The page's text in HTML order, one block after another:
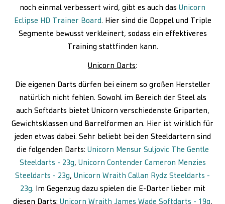
noch einmal verbessert wird, gibt es auch das Unicorn
Eclipse HD Trainer Board. Hier sind die Doppel und Triple
Segmente bewusst verkleinert, sodass ein effektiveres
Training stattfinden kann.
Unicorn Darts:
Die eigenen Darts dürfen bei einem so großen Hersteller
natürlich nicht fehlen. Sowohl im Bereich der Steel als
auch Softdarts bietet Unicorn verschiedenste Griparten,
Gewichtsklassen und Barrelformen an. Hier ist wirklich für
jeden etwas dabei. Sehr beliebt bei den Steeldartern sind
die folgenden Darts: Unicorn Mensur Suljovic The Gentle
Steeldarts - 23g, Unicorn Contender Cameron Menzies
Steeldarts - 23g, Unicorn Wraith Callan Rydz Steeldarts -
23g. Im Gegenzug dazu spielen die E-Darter lieber mit
diesen Darts: Unicorn Wraith James Wade Softdarts - 19g,